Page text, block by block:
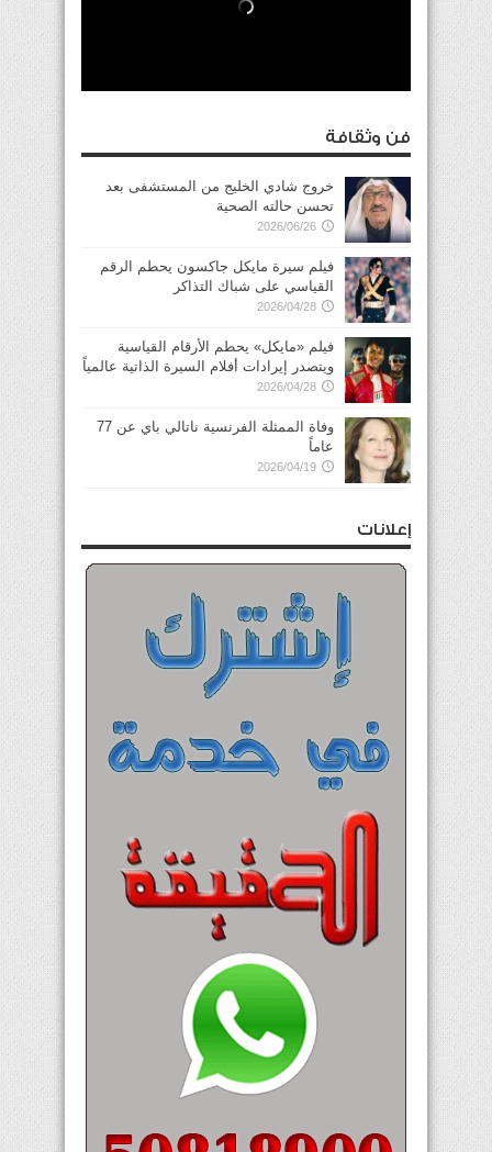
فن وثقافة
خروج شادي الخليج من المستشفى بعد
تحسن حالته الصحية
2026/06/26
فيلم سيرة مايكل جاكسون يحطم الرقم
القياسي على شباك التذاكر
2026/04/28
فيلم «مايكل» يحطم الأرقام القياسية
ويتصدر إيرادات أفلام السيرة الذاتية عالمياً
2026/04/28
وفاة الممثلة الفرنسية ناتالي باي عن 77
عاماً
2026/04/19
إعلانات